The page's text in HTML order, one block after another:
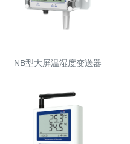
NB型大屏温湿度变送器